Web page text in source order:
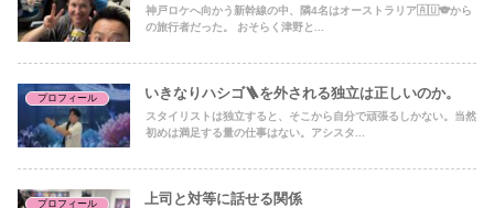
神戸ロケへ向かう新幹線の中、隣4名はオーストラリア🇦🇺🐨から
の旅行者だった。 おそらく津野と...
プロフィール いきなりハシゴ🪜を外される独立は正しいのか。
スタイリストは独立すると、そこから自分で頑張るしかない。当然
初めは満足する量の仕事はない。アシスタ...
プロフィール 上司と対等に話せる関係